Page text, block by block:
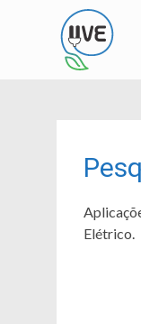
Elétrico.